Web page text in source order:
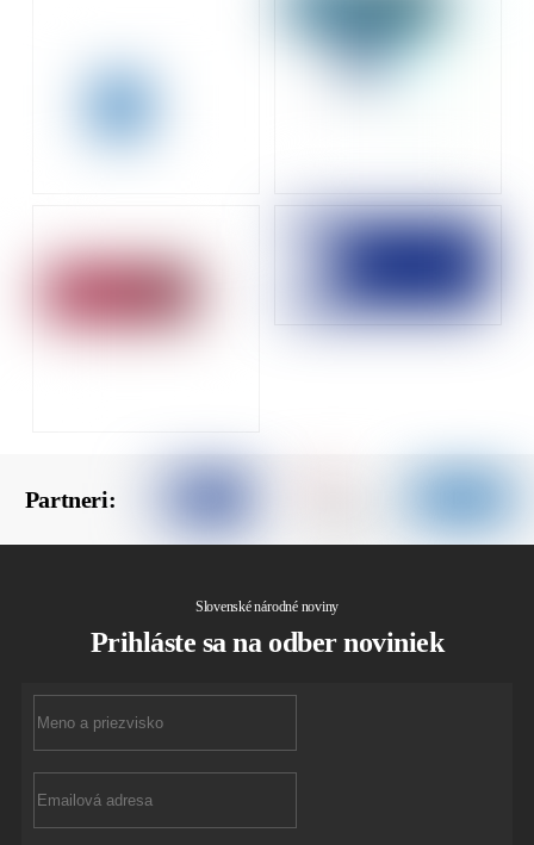
Partneri:
Slovenské národné noviny
Prihláste sa na odber noviniek